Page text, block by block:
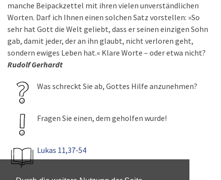
manche Beipackzettel mit ihren vielen unverständlichen
Worten. Darf ich Ihnen einen solchen Satz vorstellen: »So
sehr hat Gott die Welt geliebt, dass er seinen einzigen Sohn
gab, damit jeder, der an ihn glaubt, nicht verloren geht,
sondern ewiges Leben hat.« Klare Worte – oder etwa nicht?
Rudolf Gerhardt
Was schreckt Sie ab, Gottes Hilfe anzunehmen?
Fragen Sie einen, dem geholfen wurde!
Lukas 11,37-54